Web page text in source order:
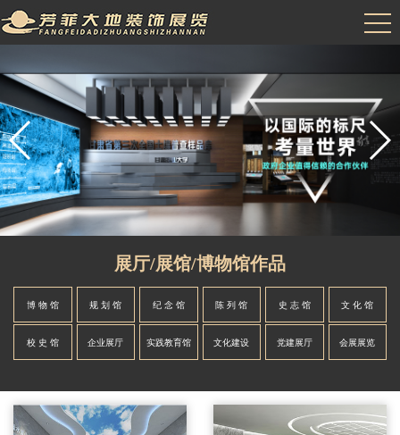
展厅/展馆/博物馆作品
博 物 馆 规 划 馆 纪 念 馆 陈 列 馆 史 志 馆 文 化 馆
校 史 馆 企业展厅 实践教育馆 文化建设 党建展厅 会展展览